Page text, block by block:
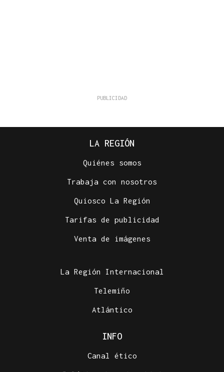
LA REGIÓN
Quiénes somos
Trabaja con nosotros
Quiosco La Región
Tarifas de publicidad
Venta de imágenes
La Región Internacional
Telemiño
Atlántico
INFO
Canal ético